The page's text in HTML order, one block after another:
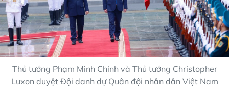
Thủ tướng Phạm Minh Chính và Thủ tướng Christopher
Luxon duyệt Đội danh dự Quân đội nhân dân Việt Nam